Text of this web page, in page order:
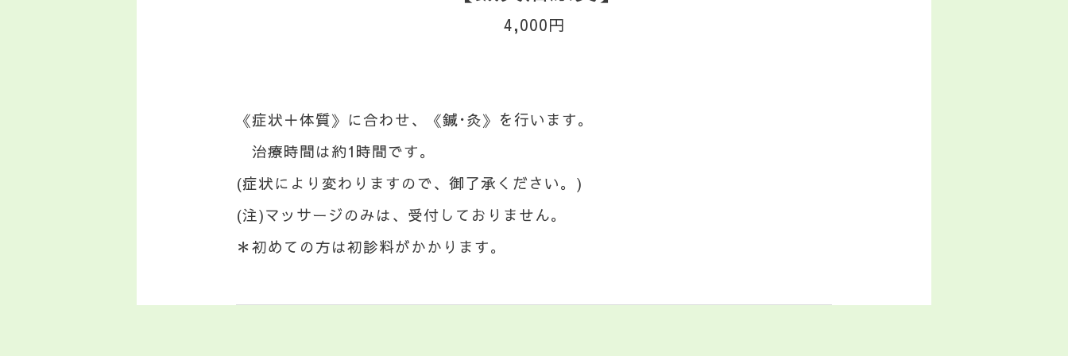
4,000円
《症状＋体質》に合わせ、《鍼･灸》を行います。
治療時間は約1時間です。
(症状により変わりますので、御了承ください。)
(注)マッサージのみは、受付しておりません。
＊初めての方は初診料がかかります。